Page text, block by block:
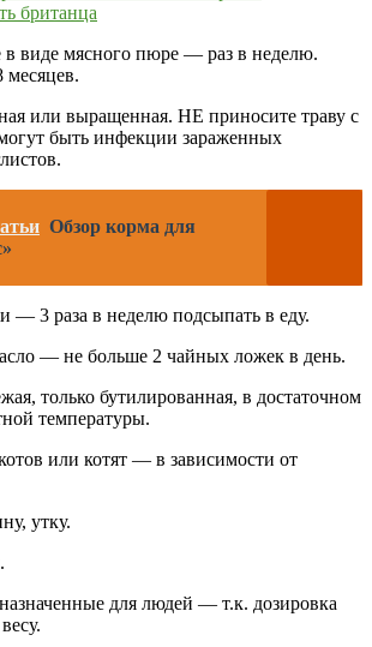
в виде мясного пюре — раз в неделю.
месяцев.
или выращенная. НЕ приносите траву с
быть инфекции зараженных
Обзор корма для
3 раза в неделю подсыпать в еду.
— не больше 2 чайных ложек в день.
только бутилированная, в достаточном
температуры.
или котят — в зависимости от
утку.
для людей — т.к. дозировка